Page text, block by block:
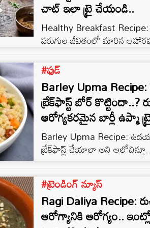
చాట్ ఇలా ట్రై చేయండి..
Healthy Breakfast Recipe:
పరుగుల జీవితంలో మారిన
కారణంగా చాలామందికి ఉదయం
నీరసం సమస్యలు
ఉత్సాహంగా ఉండాలంటే
అల్పాహారం చాలా ముఖ్యం.
ప్రోటీన్ అధికంగా ఉండే నల్ల
మంచి ఎంపికగా చెప్పొచ్చు. ఇది
ఉండటమే కాకుండా శరీరానికి
కూడా అందిస్తుంది. నల్ల శనగల్లో
ఫైబర్ పుష్కలంగా ఉంటాయి. ఇవి
#ఫుడ్
Barley Upma Recipe:
బ్రేక్‌ఫాస్ట్‌ బోర్ కొట్టిందా..?
ఆరోగ్యకరమైన బార్లీ ఉప్మా
Barley Upma Recipe:
బ్రేక్‌ఫాస్ట్‌ చేయాలా అని ఆలోచిస్తూ
విసిగిపోతున్నారా? ప్రతిరోజూ
పూరీ లాంటి ఒకే రకమైన
కొట్టిందా? అయితే మీ కోసం ఒక
రెసిపీ సిద్ధంగా ఉంది. అదే బార్లీ
రుచికరంగా ఉండటమే కాకుండా
#ట్రెండింగ్ న్యూస్
Ragi Daliya Recipe:
ఆరోగ్యానికి ఆరోగ్యం..